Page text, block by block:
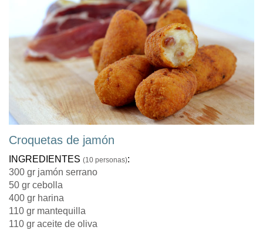
Croquetas de jamón
INGREDIENTES (10 personas):
300 gr jamón serrano
50 gr cebolla
400 gr harina
110 gr mantequilla
110 gr aceite de oliva